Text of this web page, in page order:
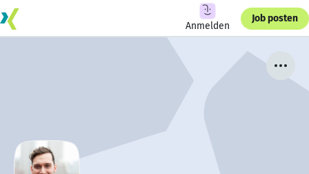
Anmelden
Job posten